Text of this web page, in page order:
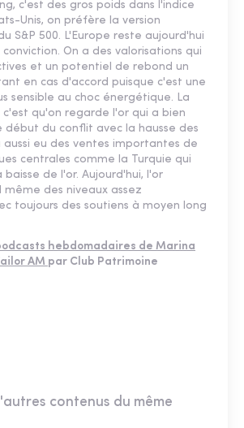
c'est des gros poids dans l'indice
Unis, on préfère la version
S&P 500. L'Europe reste aujourd'hui
On a des valorisations qui
et un potentiel de rebond un
en cas d'accord puisque c'est une
sensible au choc énergétique. La
c'est qu'on regarde l'or qui a bien
début du conflit avec la hausse des
aussi eu des ventes importantes de
centrales comme la Turquie qui
de l'or. Aujourd'hui, l'or
des niveaux assez
toujours des soutiens à moyen long
hebdomadaires de Marina
AM par Club Patrimoine
contenus du même